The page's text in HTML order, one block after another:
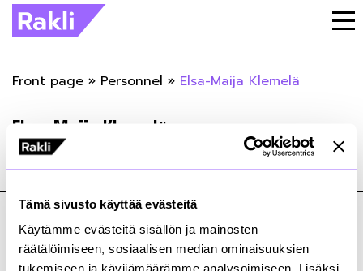
Tämä sivusto käyttää evästeitä
Käytämme evästeitä sisällön ja mainosten
räätälöimiseen, sosiaalisen median ominaisuuksien
tukemiseen ja kävijämäärämme analysoimiseen. Lisäksi
Front page » Personnel » Elsa-Maija Klemelä
Elsa-Maija Klemelä